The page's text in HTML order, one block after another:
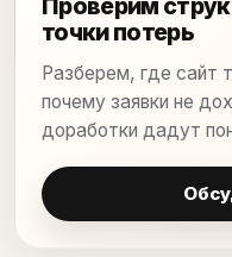
точки потерь
Разберем, где сайт
почему заявки не
доработки дадут